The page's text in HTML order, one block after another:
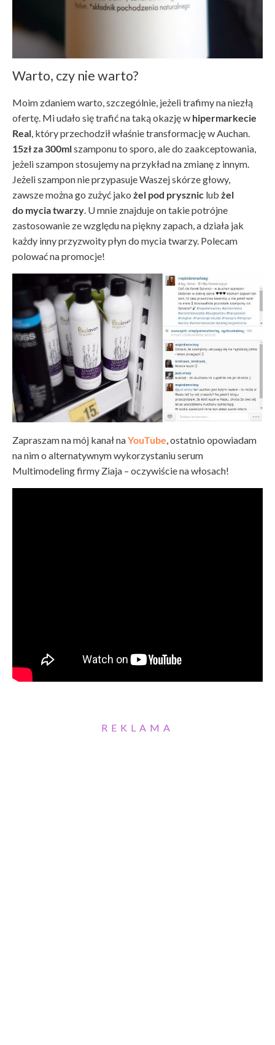
Warto, czy nie warto?
Moim zdaniem warto, szczególnie, jeżeli trafimy na niezłą
ofertę. Mi udało się trafić na taką okazję w hipermarkecie
Real, który przechodził właśnie transformację w Auchan.
15zł za 300mlszamponu to sporo, ale do zaakceptowania,
jeżeli szampon stosujemy na przykład na zmianę z innym.
Jeżeli szampon nie przypasuje Waszej skórze głowy,
zawsze można go zużyć jako żel pod prysznic lub żel
do mycia twarzy. U mnie znajduje on takie potrójne
zastosowanie ze względu na piękny zapach, a działa jak
każdy inny przyzwoity płyn do mycia twarzy. Polecam
polować na promocje!
Zapraszam na mój kanał naYouTube, ostatnio opowiadam
na nim o alternatywnym wykorzystaniu serum
Multimodeling firmy Ziaja – oczywiście na włosach!
REKLAMA